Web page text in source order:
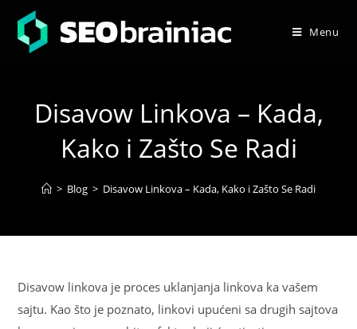
Menu
Disavow Linkova – Kada,
Kako i Zašto Se Radi
> Blog > Disavow Linkova – Kada, Kako i Zašto Se Radi
Disavow linkova je proces uklanjanja linkova ka vašem
sajtu. Kao što je poznato, linkovi upućeni sa drugih sajtova